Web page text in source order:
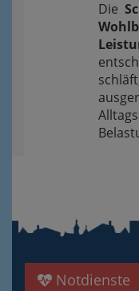
Die
Notdienste